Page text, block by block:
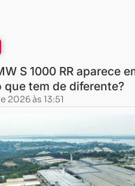
S 1000 RR aparece
que tem de diferente?
2026 às 13:51